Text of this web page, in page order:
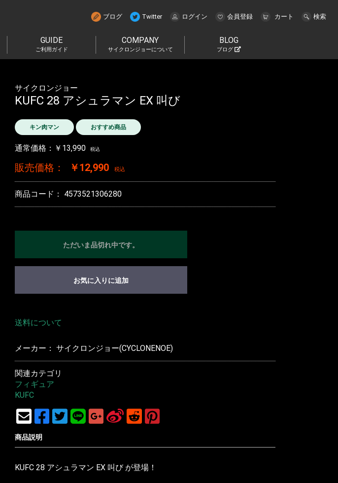
ブログ Twitter ログイン 会員登録 カート 検索
GUIDE
ご利用ガイド
COMPANY
サイクロンジョーについて
BLOG
ブログ
サイクロンジョー
KUFC 28 アシュラマン EX 叫び
キン肉マン おすすめ商品
通常価格：￥13,990 税込
販売価格： ￥12,990 税込
商品コード： 4573521306280
ただいま品切れ中です。
お気に入りに追加
送料について
メーカー： サイクロンジョー(CYCLONENOE)
関連カテゴリ
フィギュア
KUFC
商品説明
KUFC 28 アシュラマン EX 叫び が登場！